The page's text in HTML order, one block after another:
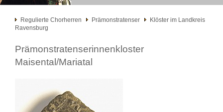
Regulierte Chorherren Prämonstratenser
Klöster im Landkreis
Ravensburg
Prämonstratenserinnenkloster
Maisental/Mariatal